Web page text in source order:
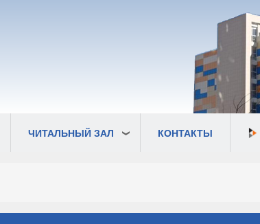
ЧИТАЛЬНЫЙ ЗАЛ КОНТАКТЫ